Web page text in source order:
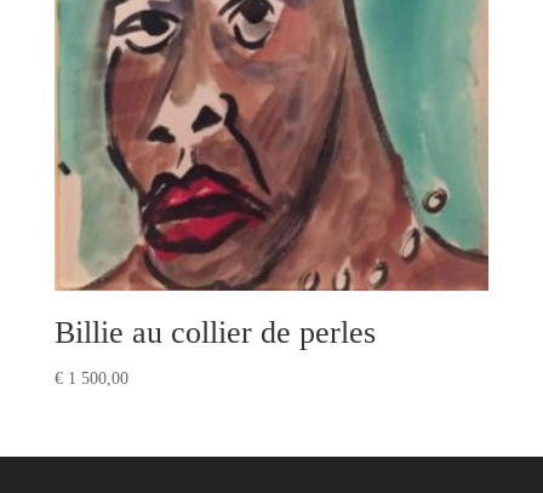
Billie au collier de perles
€1 500,00